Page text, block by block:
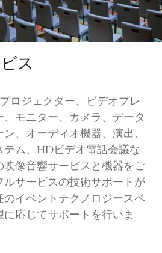
ス
ロジェクター、ビデオプレ
モニター、カメラ、データ
、オーディオ機器、演出、
テム、HDビデオ電話会議な
映像音響サービスと機器をご
ルサービスの技術サポートが
のイベントテクノロジースペ
応じてサポートを行いま